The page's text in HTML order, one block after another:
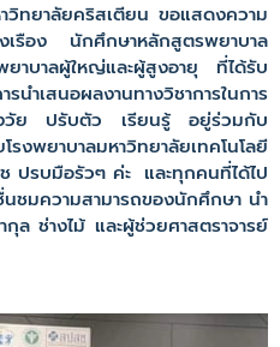
าลัยคริสเตียน ขอแสดงความ
รือง นักศึกษาหลักสูตรพยาบาล
ยาบาลผู้ใหญ่และผู้สูงอายุ ที่ได้รับ
นำเสนอผลงานทางวิชาการในการ
งวัย ปรับตัว เรียนรู้ อยู่ร่วมกับ
งพยาบาลมหาวิทยาลัยเทคโนโลยี
ปรบมือรัวๆ ค่ะ และทุกคนที่ได้ไป
ชมความสามารถของนักศึกษา นำ
ล ช่างไม้ และผู้ช่วยศาสตราจารย์